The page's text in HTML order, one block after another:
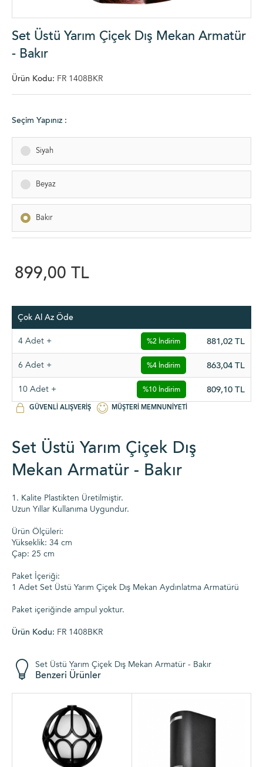
Set Üstü Yarım Çiçek Dış Mekan Armatür
- Bakır
Ürün Kodu: FR 1408BKR
Seçim Yapınız :
Siyah
Beyaz
Bakır
899,00 TL
Çok Al Az Öde
4 Adet + %2 İndirim 881,02 TL
6 Adet + %4 İndirim 863,04 TL
10 Adet + %10 İndirim 809,10 TL
GÜVENLI ALIŞVERIŞ MÜŞTERI MEMNUNIYETI
Set Üstü Yarım Çiçek Dış
Mekan Armatür - Bakır
1. Kalite Plastikten Üretilmiştir.
Uzun Yıllar Kullanıma Uygundur.
Ürün Ölçüleri:
Yükseklik: 34 cm
Çap: 25 cm
Paket İçeriği:
1 Adet Set Üstü Yarım Çiçek Dış Mekan Aydınlatma Armatürü
Paket içeriğinde ampul yoktur.
Ürün Kodu: FR 1408BKR
Set Üstü Yarım Çiçek Dış Mekan Armatür - Bakır
Benzeri Ürünler